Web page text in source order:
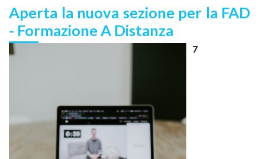
Aperta la nuova sezione per la FAD
- Formazione A Distanza
7